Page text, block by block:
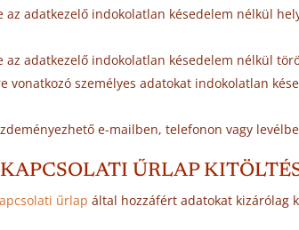
adatkezelő indokolatlan késedelem nélkül
adatkezelő indokolatlan késedelem nélkül
vonatkozó személyes adatokat indokolatlan
e-mailben, telefonon vagy
ŰRLAP
űrlap által hozzáfért adatokat kizárólag